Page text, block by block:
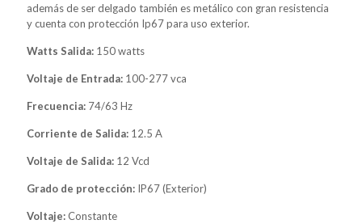
además de ser delgado también es metálico con gran resistencia
y cuenta con protección Ip67 para uso exterior.
Watts Salida: 150 watts
Voltaje de Entrada: 100-277 vca
Frecuencia: 74/63 Hz
Corriente de Salida: 12.5 A
Voltaje de Salida: 12 Vcd
Grado de protección: IP67 (Exterior)
Voltaje:Constante